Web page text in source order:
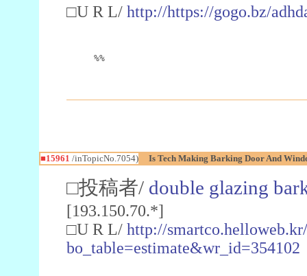
□U R L/ http://https://gogo.bz/
%%
■15961 /inTopicNo.7054) Is Tech Making Barking Door And
□投稿者/ double glazing
[193.150.70.*]
□U R L/ http://
bo_table=estimate&wr_id=354102